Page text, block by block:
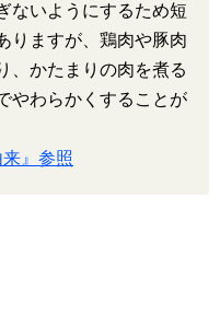
ないようにするため短
りますが、鶏肉や豚肉
、かたまりの肉を煮る
やわらかくすることが
来』参照